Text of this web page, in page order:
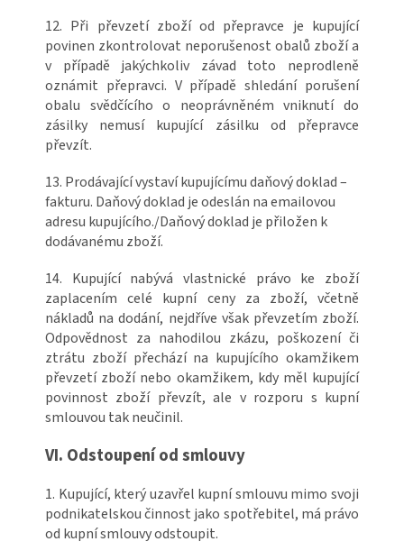
12. Při převzetí zboží od přepravce je kupující
povinen zkontrolovat neporušenost obalů zboží a
v případě jakýchkoliv závad toto neprodleně
oznámit přepravci. V případě shledání porušení
obalu svědčícího o neoprávněném vniknutí do
zásilky nemusí kupující zásilku od přepravce
převzít.
13. Prodávající vystaví kupujícímu daňový doklad –
fakturu. Daňový doklad je odeslán na emailovou
adresu kupujícího./Daňový doklad je přiložen k
dodávanému zboží.
14. Kupující nabývá vlastnické právo ke zboží
zaplacením celé kupní ceny za zboží, včetně
nákladů na dodání, nejdříve však převzetím zboží.
Odpovědnost za nahodilou zkázu, poškození či
ztrátu zboží přechází na kupujícího okamžikem
převzetí zboží nebo okamžikem, kdy měl kupující
povinnost zboží převzít, ale v rozporu s kupní
smlouvou tak neučinil.
VI. Odstoupení od smlouvy
1. Kupující, který uzavřel kupní smlouvu mimo svoji
podnikatelskou činnost jako spotřebitel, má právo
od kupní smlouvy odstoupit.